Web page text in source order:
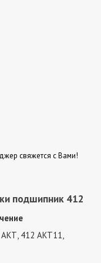
свяжется с Вами!
подшипник 412
412 АКТ11,